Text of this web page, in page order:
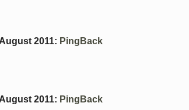
2011: PingBack
2011: PingBack